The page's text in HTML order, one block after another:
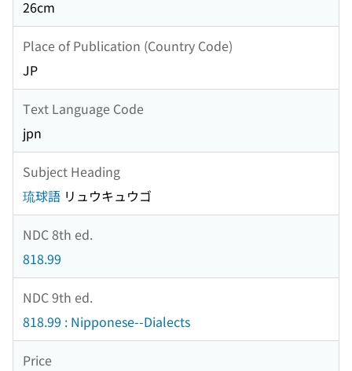
26cm
Place of Publication (Country Code)
JP
Text Language Code
jpn
Subject Heading
琉球語 リュウキュウゴ
NDC 8th ed.
818.99
NDC 9th ed.
818.99 : Nipponese--Dialects
Price